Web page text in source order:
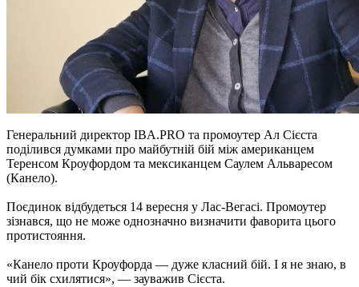
Генеральний директор IBA.PRO та промоутер Ал Сієста
поділився думками про майбутній бій між американцем
Теренсом Кроуфордом та мексиканцем Саулем Альваресом
(Канело).
Поєдинок відбудеться 14 вересня у Лас-Вегасі. Промоутер
зізнався, що не може однозначно визначити фаворита цього
протистояння.
«Канело проти Кроуфорда — дуже класний бій. І я не знаю, в
чий бік схилятися», — зауважив Сієста.